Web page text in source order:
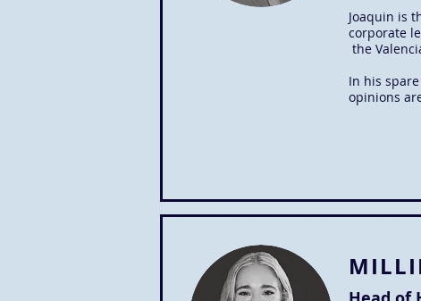
Joaquin is
corporate
the
In his
opinions